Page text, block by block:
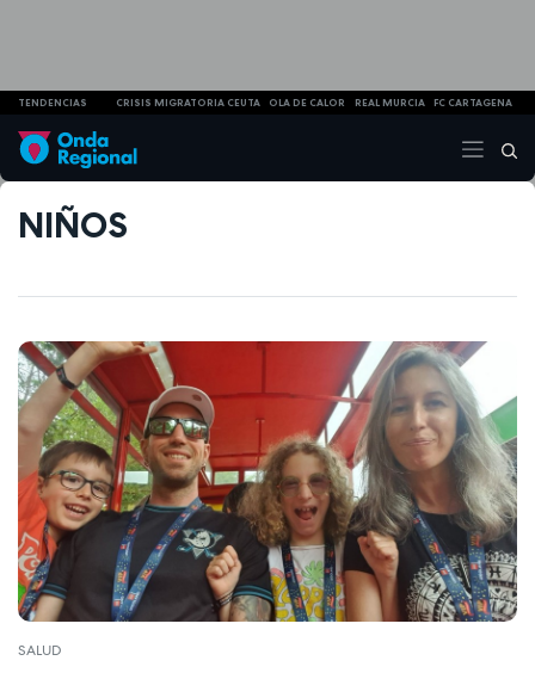
TENDENCIAS CRISIS MIGRATORIA CEUTA OLA DE CALOR REAL MURCIA FC CARTAGENA
NIÑOS
SALUD